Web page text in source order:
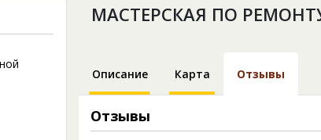
МАСТЕРСКАЯ ПО
Описание Карта Отзывы
Отзывы